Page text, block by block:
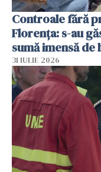
Controale fără
Florența: s-au
sumă imensă de
31 IULIE 2026